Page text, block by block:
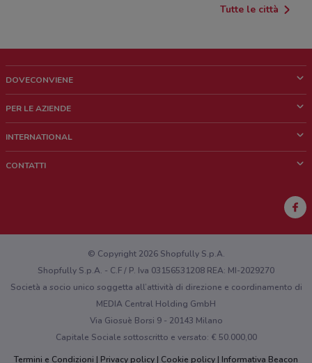
Tutte le città
DOVECONVIENE
Chi siamo
Lavora con noi
PER LE AZIENDE
Richieste commerciali e marketing
INTERNATIONAL
CONTATTI
Hai un malfunzionamento sul web o sull'app?
© Copyright 2026 Shopfully S.p.A.
Shopfully S.p.A. - C.F / P. Iva 03156531208 REA: MI-2029270
Società a socio unico soggetta all’attività di direzione e coordinamento di
MEDIA Central Holding GmbH
Via Giosuè Borsi 9 - 20143 Milano
Capitale Sociale sottoscritto e versato: € 50.000,00
Termini e Condizioni
Privacy policy Cookie policy Informativa Beacon